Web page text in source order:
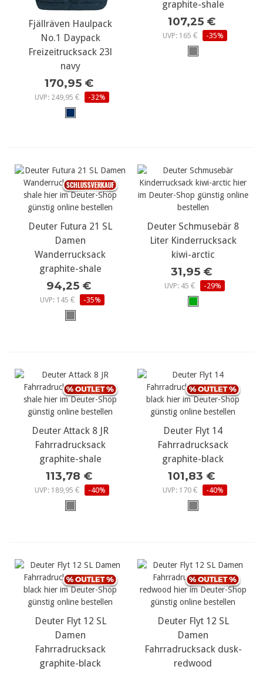
Fjällräven Haulpack
No.1 Daypack
Freizeitrucksack 23l
navy
170,95 €
UVP: 249,95 € -32%
graphite-shale
107,25 €
UVP: 165 € -35%
Deuter Futura 21 SL
Damen
Wanderrucksack
graphite-shale
94,25 €
UVP: 145 € -35%
Deuter Schmusebär 8
Liter Kinderrucksack
kiwi-arctic
31,95 €
UVP: 45 € -29%
Deuter Attack 8 JR
Fahrradrucksack
graphite-shale
113,78 €
UVP: 189,95 € -40%
Deuter Flyt 14
Fahrradrucksack
graphite-black
101,83 €
UVP: 170 € -40%
Deuter Flyt 12 SL
Damen
Fahrradrucksack
graphite-black
Deuter Flyt 12 SL
Damen
Fahrradrucksack dusk-
redwood